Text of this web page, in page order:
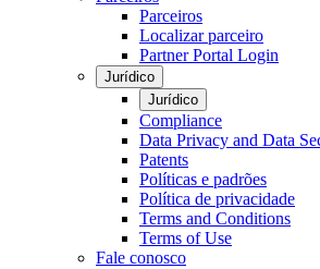
Parceiros
Localizar parceiro
Partner Portal Login
Jurídico
Jurídico
Compliance
Data Privacy and Data
Patents
Políticas e padrões
Política de privacidade
Terms and Conditions
Terms of Use
Fale conosco